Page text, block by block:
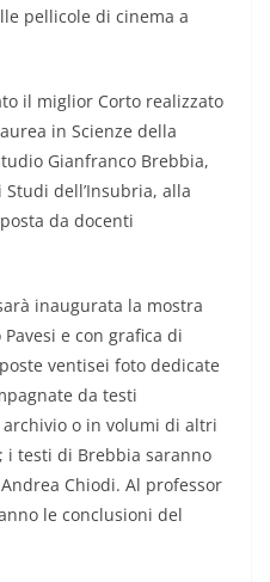
pellicole di cinema a
il miglior Corto realizzato
in Scienze della
Gianfranco Brebbia,
dell’Insubria, alla
da docenti
inaugurata la mostra
e con grafica di
ventisei foto dedicate
da testi
o in volumi di altri
i testi di Brebbia saranno
Chiodi. Al professor
le conclusioni del